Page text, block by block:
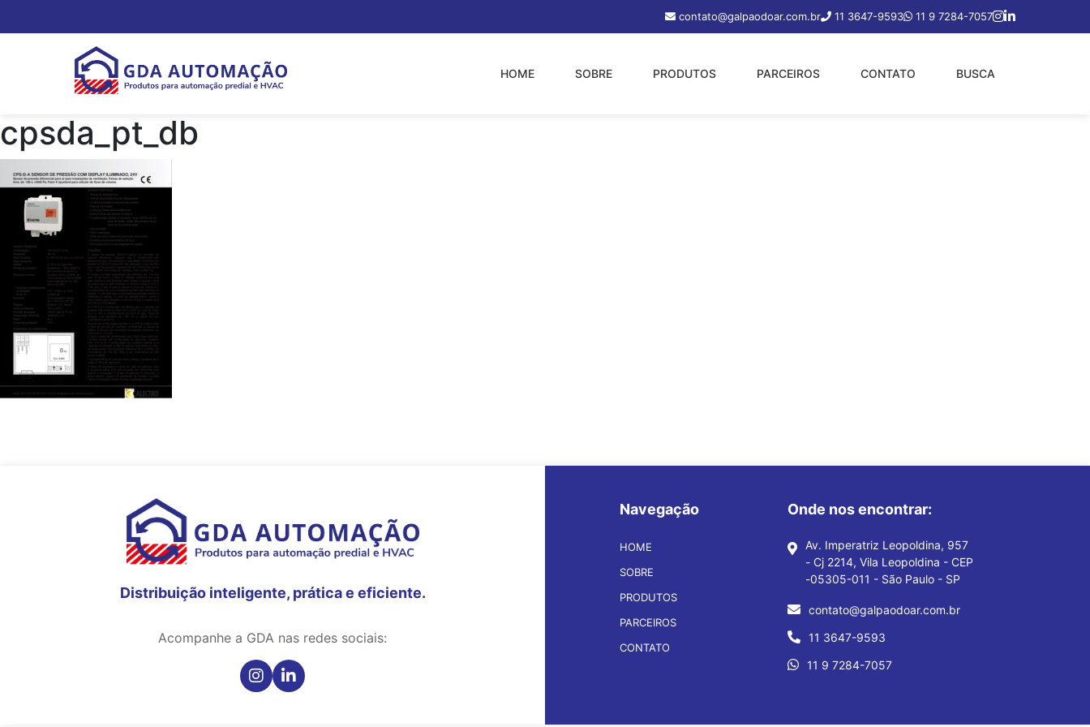
contato@galpaodoar.com.br 11 3647-9593 11 9 7284-7057
HOME SOBRE PRODUTOS PARCEIROS CONTATO BUSCA
cpsda_pt_db
Distribuição inteligente, prática e eficiente.
Acompanhe a GDA nas redes sociais:
Navegação
HOME
SOBRE
PRODUTOS
PARCEIROS
CONTATO
Onde nos encontrar:
Av. Imperatriz Leopoldina, 957
- Cj 2214, Vila Leopoldina - CEP
-05305-011 - São Paulo - SP
contato@galpaodoar.com.br
11 3647-9593
11 9 7284-7057